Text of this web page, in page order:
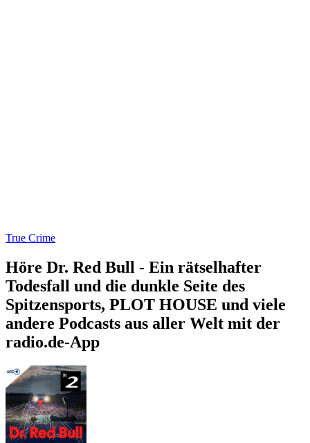
True Crime
Höre Dr. Red Bull - Ein rätselhafter
Todesfall und die dunkle Seite des
Spitzensports, PLOT HOUSE und viele
andere Podcasts aus aller Welt mit der
radio.de-App